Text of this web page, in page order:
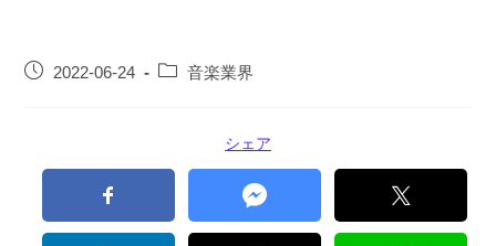
2022-06-24 音楽業界
シェア